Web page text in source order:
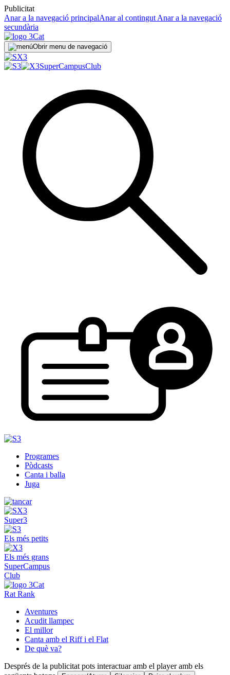
Publicitat
Anar a la navegació principalAnar al contingut Anar a la navegació
secundària
Obrir menu de navegació
SuperCampusClub
Programes
Pòdcasts
Canta i balla
Juga
Super3
Els més petits
Els més grans
SuperCampus
Club
Rat Rank
Aventures
Acudit llampec
El millor
Canta amb el Riff i el Flat
De què va?
Després de la publicitat pots interactuar amb el player amb els